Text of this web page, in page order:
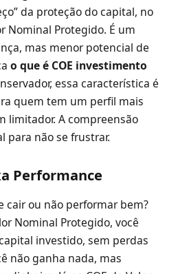
da proteção do capital, no
Nominal Protegido. É um
mas menor potencial de
o que é COE investimento
essa característica é
quem tem um perfil mais
limitador. A compreensão
para não se frustrar.
Performance
cair ou não performar bem?
Nominal Protegido, você
investido, sem perdas
não ganha nada, mas